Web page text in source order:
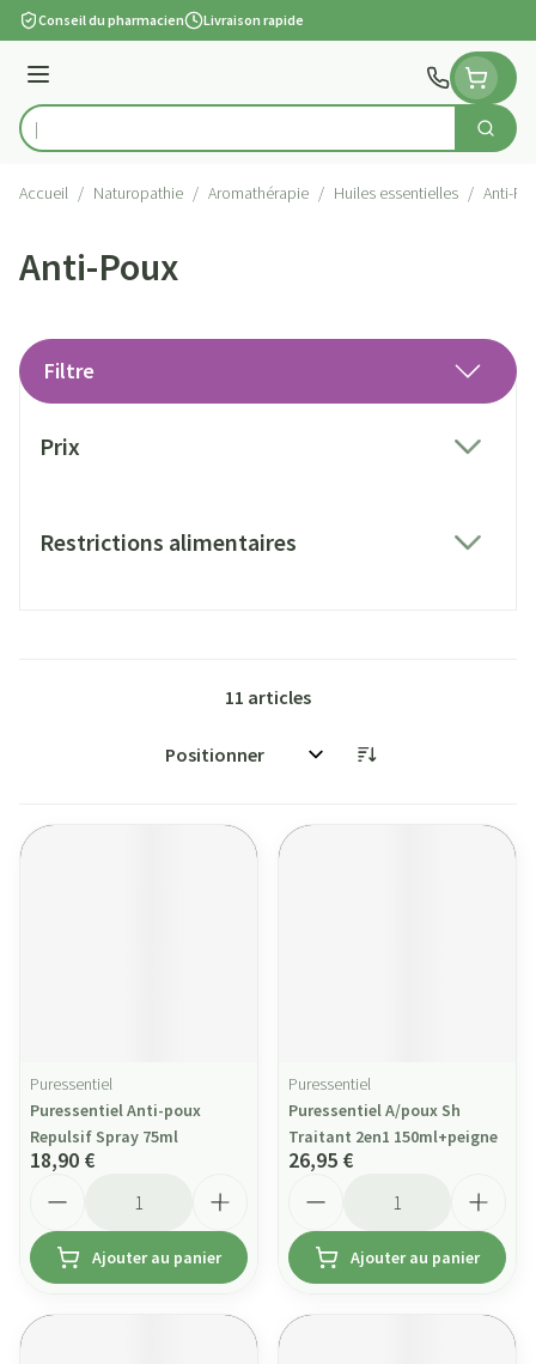
Aller au contenu
Conseil du pharmacien Livraison rapide
Menu
Rechercher
Accueil / Naturopathie / Aromathérapie / Huiles essentielles / Anti-
Anti-Poux
Filtre
Prix
Restrictions alimentaires
11 articles
Trier par:
Puressentiel
Puressentiel Anti-poux
Repulsif Spray 75ml
18,90 €
Ajouter au panier
Puressentiel
Puressentiel A/poux Sh
Traitant 2en1 150ml+peigne
26,95 €
Ajouter au panier